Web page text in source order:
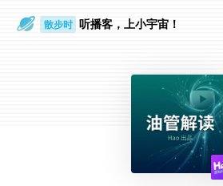
散步时 听播客，上小宇宙！